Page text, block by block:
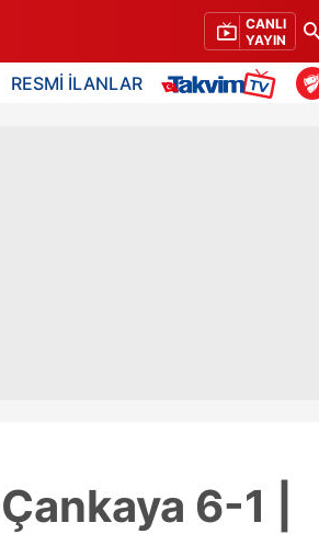
CANLI
YAYIN
RESMİ İLANLAR
6-1 |